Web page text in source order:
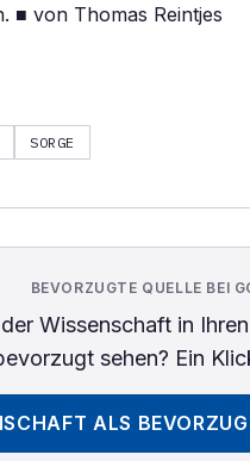
■ von Thomas Reintjes
SORGE
BEVORZUGTE QUELLE BEI
Wissenschaftin
sehen? Ein
ALS